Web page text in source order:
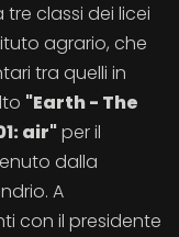
classi dei licei
agrario, che
tra quelli in
"Earth - The
air"per il
dalla
A
con il presidente